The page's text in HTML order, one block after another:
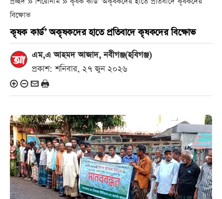
বিক্ষোভ
কৃষক কার্ড’ অকৃষকদের হাতে প্রতিবাদে কৃষকদের বিক্ষোভ
এম,এ আহমদ আজাদ, নবীগঞ্জ(হবিগঞ্জ)
প্রকাশ: শনিবার, ২৭ জুন ২০২৬